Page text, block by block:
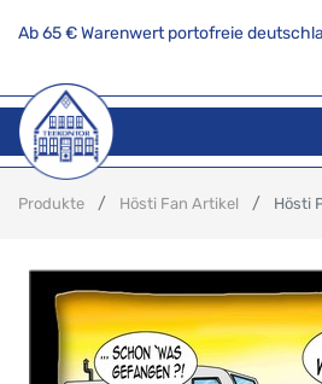
Ab 65 € Warenwert portofreie
Produkte Hösti Fan Artikel Hösti